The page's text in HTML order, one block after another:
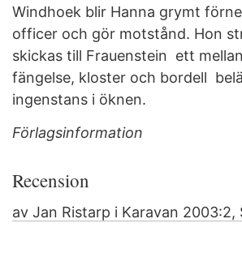
Windhoek blir Hanna grymt
officer och gör motstånd. Hon
skickas till Frauenstein  ett
fängelse, kloster och bordell 
ingenstans i öknen.
Förlagsinformation
Recension
av Jan Ristarp i Karavan 2003:2,